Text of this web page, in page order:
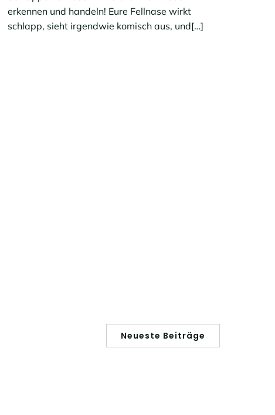
erkennen und handeln! Eure Fellnase wirkt
schlapp, sieht irgendwie komisch aus, und[…]
Neueste Beiträge